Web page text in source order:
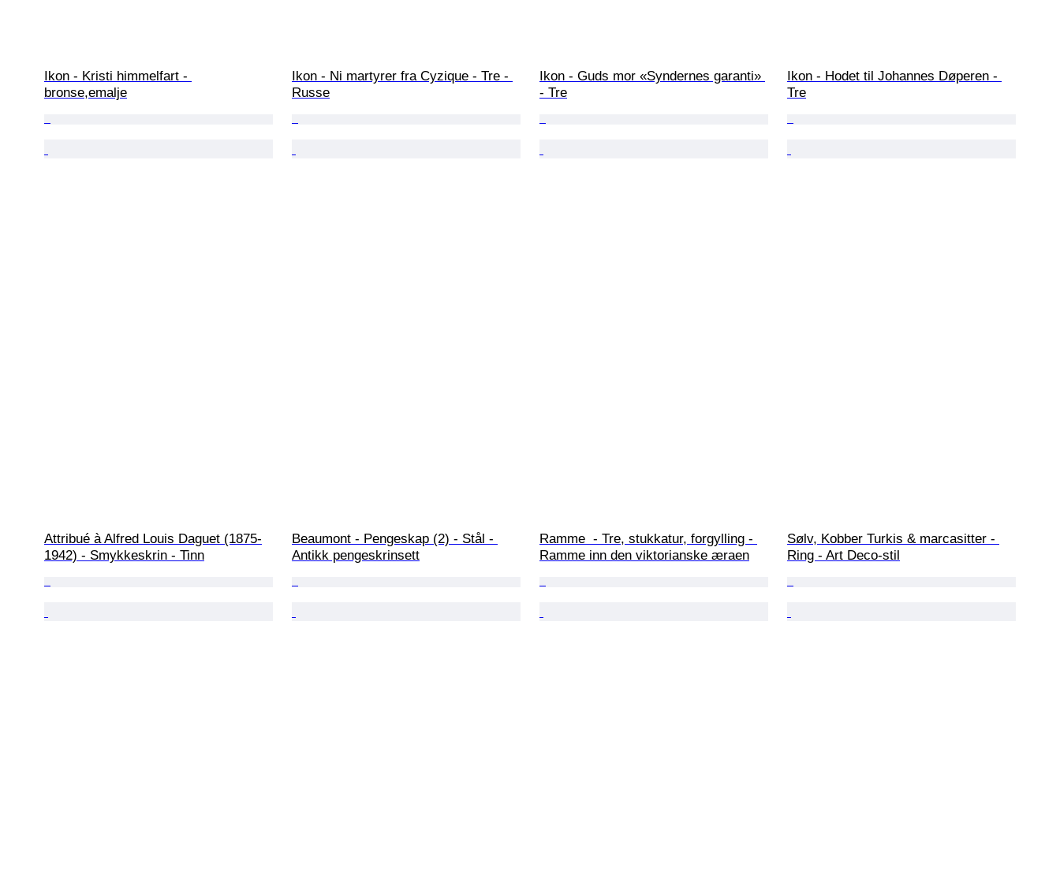
Ikon - Kristi himmelfart -
bronse,emalje
Ikon - Ni martyrer fra Cyzique - Tre -
Russe
Ikon - Guds mor «Syndernes garanti»
- Tre
Ikon - Hodet til Johannes Døperen -
Tre
Attribué à Alfred Louis Daguet (1875-
1942) - Smykkeskrin - Tinn
Beaumont - Pengeskap (2) - Stål -
Antikk pengeskrinsett
Ramme  - Tre, stukkatur, forgylling -
Ramme inn den viktorianske æraen
Sølv, Kobber Turkis & marcasitter -
Ring - Art Deco-stil